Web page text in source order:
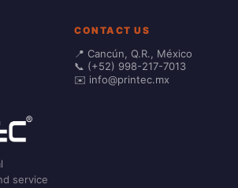
CONTACT US
📍 Cancún, Q.R., México
📞 (+52) 998-217-7013
✉️ info@printec.mx
service